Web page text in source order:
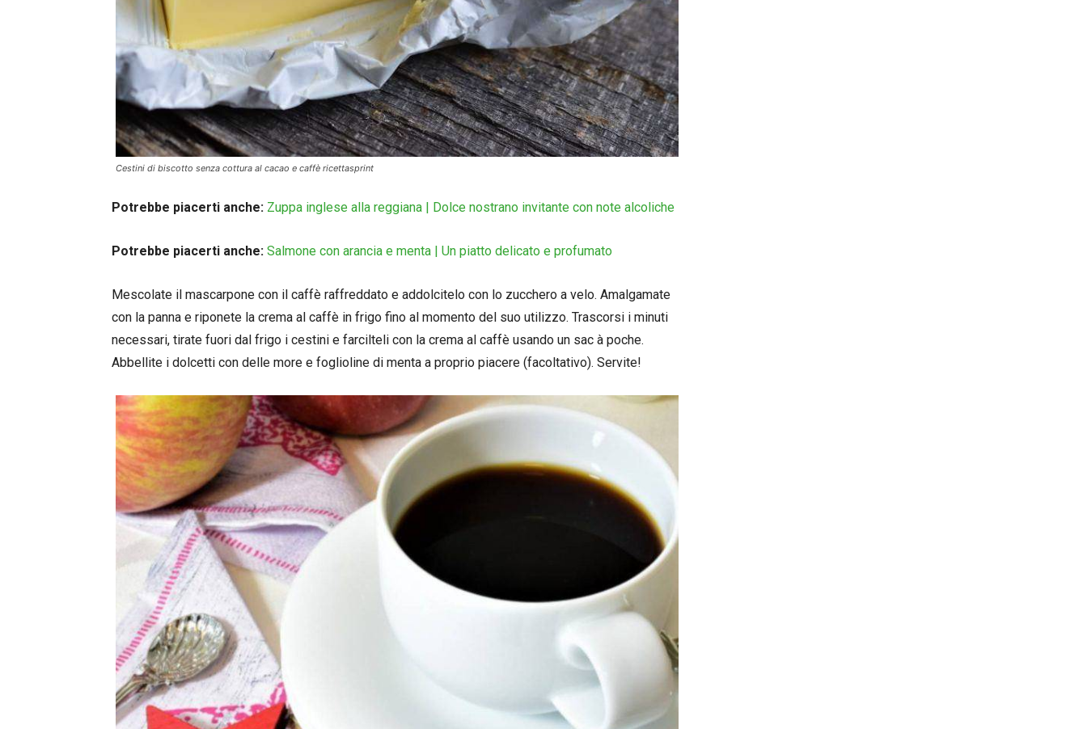
Cestini di biscotto senza cottura al cacao e caffè ricettasprint
Potrebbe piacerti anche: Zuppa inglese alla reggiana | Dolce nostrano invitante con note alcoliche
Potrebbe piacerti anche: Salmone con arancia e menta | Un piatto delicato e profumato
Mescolate il mascarpone con il caffè raffreddato e addolcitelo con lo zucchero a velo. Amalgamate
con la panna e riponete la crema al caffè in frigo fino al momento del suo utilizzo. Trascorsi i minuti
necessari, tirate fuori dal frigo i cestini e farcilteli con la crema al caffè usando un sac à poche.
Abbellite i dolcetti con delle more e foglioline di menta a proprio piacere (facoltativo). Servite!